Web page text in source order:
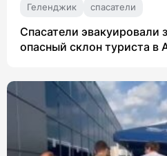
Геленджик спасатели
Спасатели эвакуировали
опасный склон туриста в